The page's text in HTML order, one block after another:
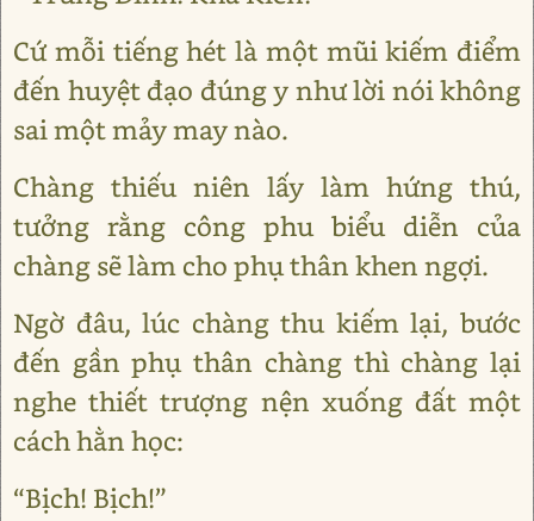
Cứ mỗi tiếng hét là một mũi kiếm điểm
đến huyệt đạo đúng y như lời nói không
sai một mảy may nào.
Chàng thiếu niên lấy làm hứng thú,
tưởng rằng công phu biểu diễn của
chàng sẽ làm cho phụ thân khen ngợi.
Ngờ đâu, lúc chàng thu kiếm lại, bước
đến gần phụ thân chàng thì chàng lại
nghe thiết trượng nện xuống đất một
cách hằn học:
“Bịch! Bịch!”